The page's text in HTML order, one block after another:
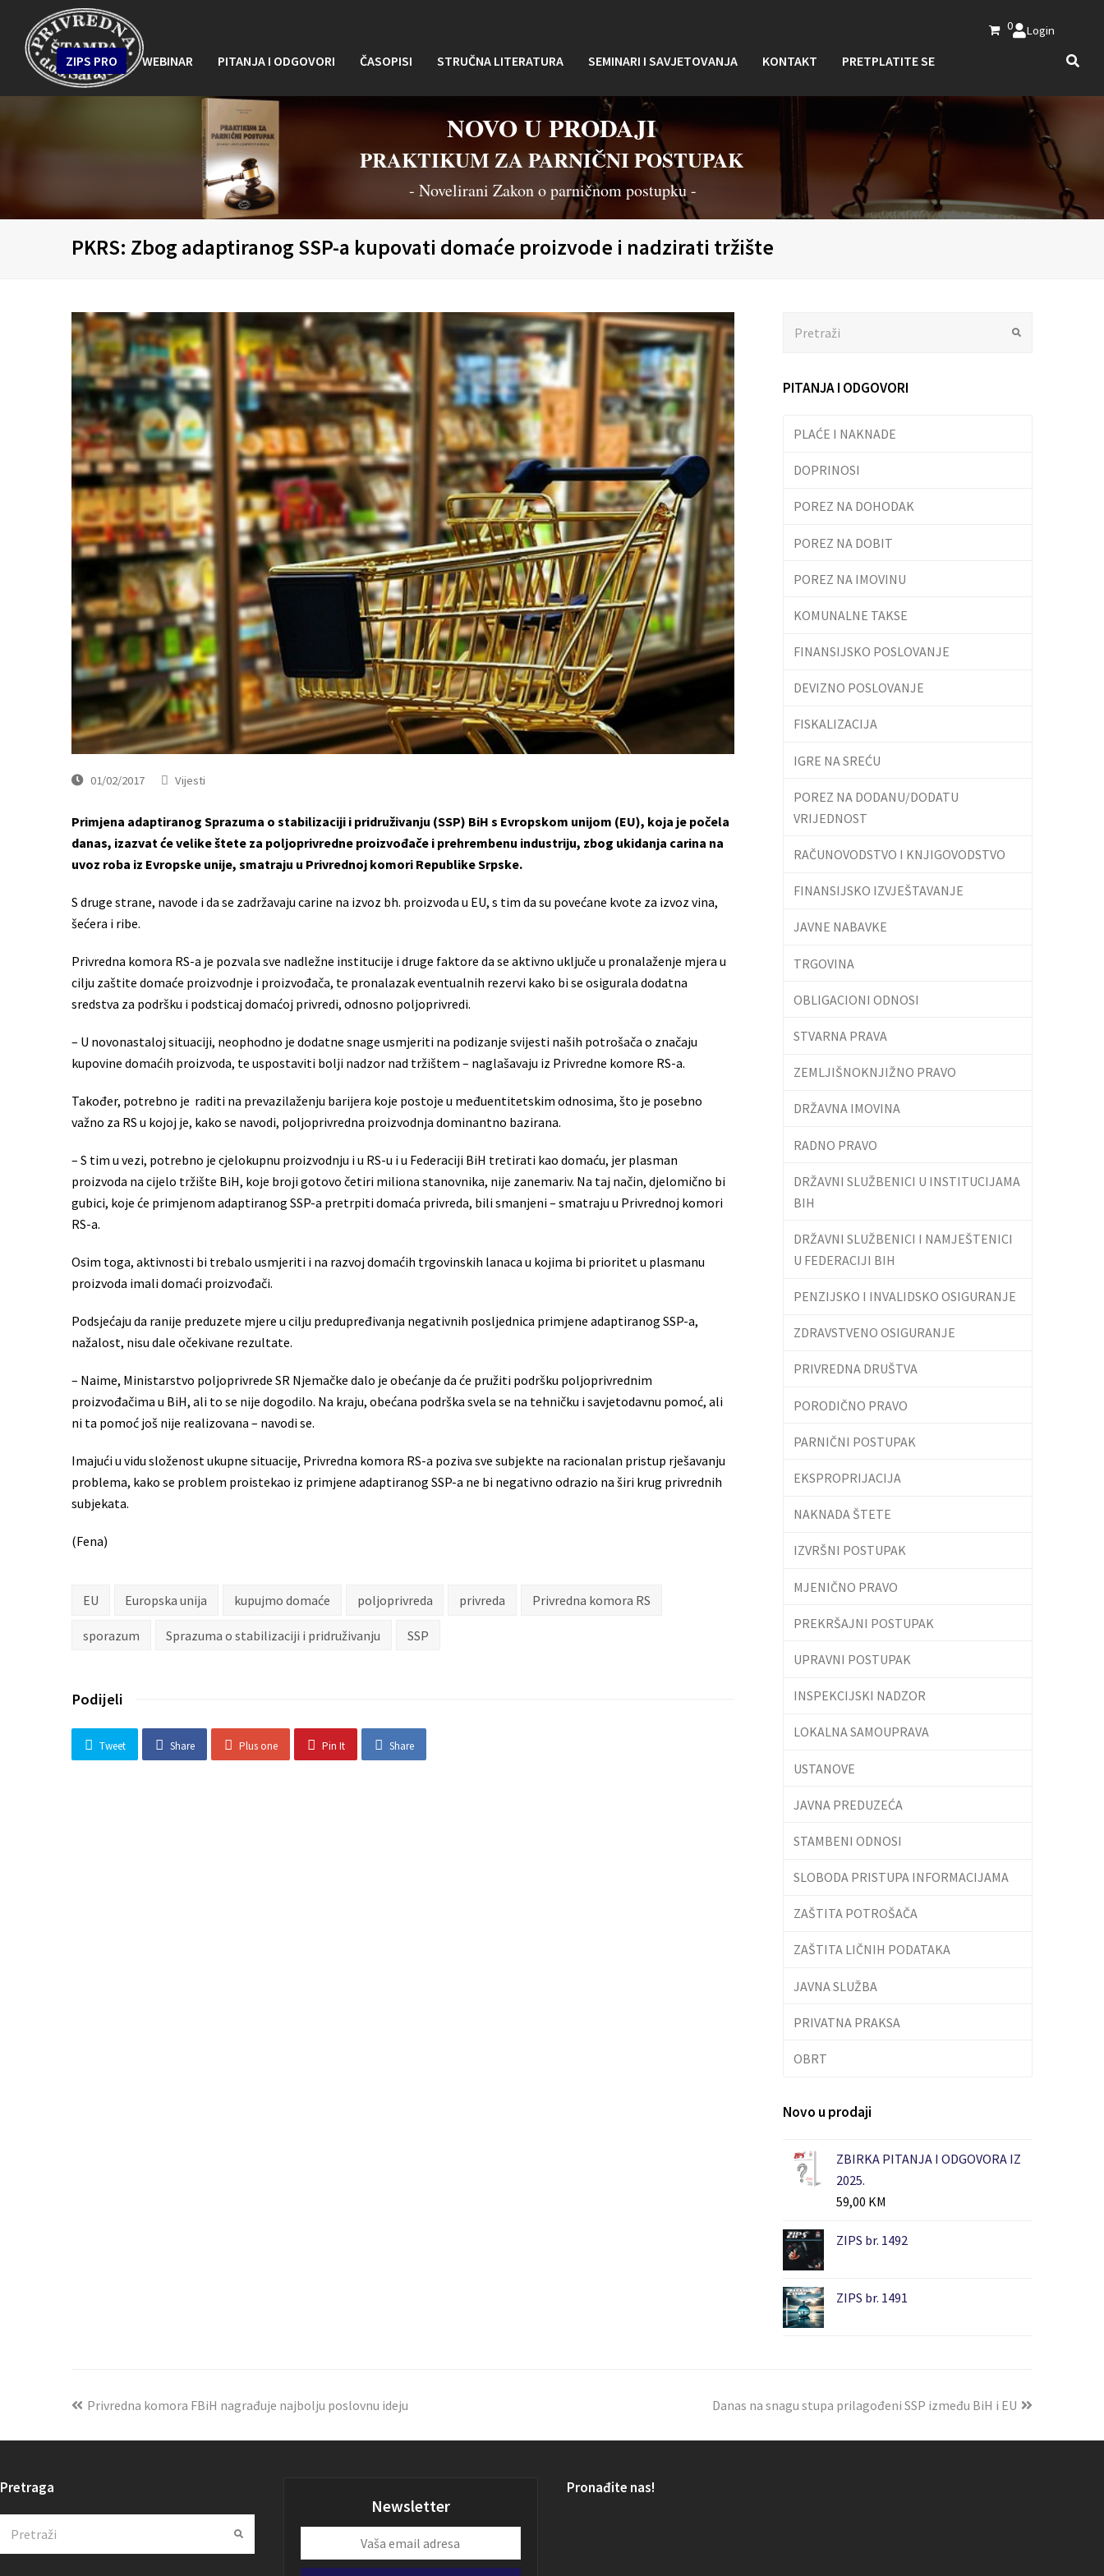
0 Login
ZIPS PRO WEBINAR PITANJA I ODGOVORI ČASOPISI STRUČNA LITERATURA SEMINARI I SAVJETOVANJA KONTAKT PRETPLATITE SE
NOVO U PRODAJI
PRAKTIKUM ZA PARNIČNI POSTUPAK
- Novelirani Zakon o parničnom postupku -
PKRS: Zbog adaptiranog SSP-a kupovati domaće proizvode i nadzirati tržište
01/02/2017 Vijesti
Primjena adaptiranog Sprazuma o stabilizaciji i pridruživanju (SSP) BiH s Evropskom unijom (EU), koja je počela
danas, izazvat će velike štete za poljoprivredne proizvođače i prehrembenu industriju, zbog ukidanja carina na
uvoz roba iz Evropske unije, smatraju u Privrednoj komori Republike Srpske.
S druge strane, navode i da se zadržavaju carine na izvoz bh. proizvoda u EU, s tim da su povećane kvote za izvoz vina,
šećera i ribe.
Privredna komora RS-a je pozvala sve nadležne institucije i druge faktore da se aktivno uključe u pronalaženje mjera u
cilju zaštite domaće proizvodnje i proizvođača, te pronalazak eventualnih rezervi kako bi se osigurala dodatna
sredstva za podršku i podsticaj domaćoj privredi, odnosno poljoprivredi.
– U novonastaloj situaciji, neophodno je dodatne snage usmjeriti na podizanje svijesti naših potrošača o značaju
kupovine domaćih proizvoda, te uspostaviti bolji nadzor nad tržištem – naglašavaju iz Privredne komore RS-a.
Također, potrebno je raditi na prevazilaženju barijera koje postoje u međuentitetskim odnosima, što je posebno
važno za RS u kojoj je, kako se navodi, poljoprivredna proizvodnja dominantno bazirana.
– S tim u vezi, potrebno je cjelokupnu proizvodnju i u RS-u i u Federaciji BiH tretirati kao domaću, jer plasman
proizvoda na cijelo tržište BiH, koje broji gotovo četiri miliona stanovnika, nije zanemariv. Na taj način, djelomično bi
gubici, koje će primjenom adaptiranog SSP-a pretrpiti domaća privreda, bili smanjeni – smatraju u Privrednoj komori
RS-a.
Osim toga, aktivnosti bi trebalo usmjeriti i na razvoj domaćih trgovinskih lanaca u kojima bi prioritet u plasmanu
proizvoda imali domaći proizvođači.
Podsjećaju da ranije preduzete mjere u cilju predupređivanja negativnih posljednica primjene adaptiranog SSP-a,
nažalost, nisu dale očekivane rezultate.
– Naime, Ministarstvo poljoprivrede SR Njemačke dalo je obećanje da će pružiti podršku poljoprivrednim
proizvođačima u BiH, ali to se nije dogodilo. Na kraju, obećana podrška svela se na tehničku i savjetodavnu pomoć, ali
ni ta pomoć još nije realizovana – navodi se.
Imajući u vidu složenost ukupne situacije, Privredna komora RS-a poziva sve subjekte na racionalan pristup rješavanju
problema, kako se problem proistekao iz primjene adaptiranog SSP-a ne bi negativno odrazio na širi krug privrednih
subjekata.
(Fena)
EU Europska unija kupujmo domaće poljoprivreda privreda Privredna komora RS
sporazum Sprazuma o stabilizaciji i pridruživanju SSP
Podijeli
Tweet Share Plus one Pin It Share
PITANJA I ODGOVORI
PLAĆE I NAKNADE
DOPRINOSI
POREZ NA DOHODAK
POREZ NA DOBIT
POREZ NA IMOVINU
KOMUNALNE TAKSE
FINANSIJSKO POSLOVANJE
DEVIZNO POSLOVANJE
FISKALIZACIJA
IGRE NA SREĆU
POREZ NA DODANU/DODATU
VRIJEDNOST
RAČUNOVODSTVO I KNJIGOVODSTVO
FINANSIJSKO IZVJEŠTAVANJE
JAVNE NABAVKE
TRGOVINA
OBLIGACIONI ODNOSI
STVARNA PRAVA
ZEMLJIŠNOKNJIŽNO PRAVO
DRŽAVNA IMOVINA
RADNO PRAVO
DRŽAVNI SLUŽBENICI U INSTITUCIJAMA
BIH
DRŽAVNI SLUŽBENICI I NAMJEŠTENICI
U FEDERACIJI BIH
PENZIJSKO I INVALIDSKO OSIGURANJE
ZDRAVSTVENO OSIGURANJE
PRIVREDNA DRUŠTVA
PORODIČNO PRAVO
PARNIČNI POSTUPAK
EKSPROPRIJACIJA
NAKNADA ŠTETE
IZVRŠNI POSTUPAK
MJENIČNO PRAVO
PREKRŠAJNI POSTUPAK
UPRAVNI POSTUPAK
INSPEKCIJSKI NADZOR
LOKALNA SAMOUPRAVA
USTANOVE
JAVNA PREDUZEĆA
STAMBENI ODNOSI
SLOBODA PRISTUPA INFORMACIJAMA
ZAŠTITA POTROŠAČA
ZAŠTITA LIČNIH PODATAKA
JAVNA SLUŽBA
PRIVATNA PRAKSA
OBRT
Novo u prodaji
ZBIRKA PITANJA I ODGOVORA IZ
2025.
59,00 KM
ZIPS br. 1492
ZIPS br. 1491
Privredna komora FBiH nagrađuje najbolju poslovnu ideju Danas na snagu stupa prilagođeni SSP između BiH i EU
Pretraga
Submit
Newsletter
email
Pronađite nas!